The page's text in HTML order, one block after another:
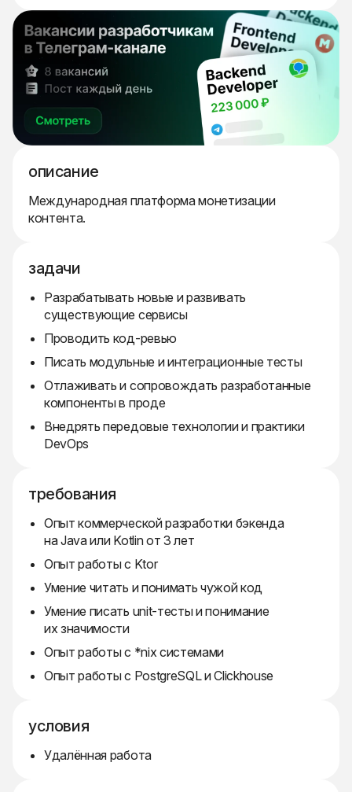
описание
Международная платформа монетизации
контента.
задачи
Разрабатывать новые и развивать
существующие сервисы
Проводить код-ревью
Писать модульные и интеграционные тесты
Отлаживать и сопровождать разработанные
компоненты в проде
Внедрять передовые технологии и практики
DevOps
требования
Опыт коммерческой разработки бэкенда
на Java или Kotlin от 3 лет
Опыт работы с Ktor
Умение читать и понимать чужой код
Умение писать unit-тесты и понимание
их значимости
Опыт работы с *nix системами
Опыт работы с PostgreSQL и Clickhouse
условия
Удалённая работа